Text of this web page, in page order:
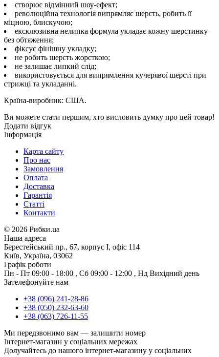
створює відмінний шоу-ефект;
революційна технологія випрямляє шерсть, робить її
міцною, блискучою;
ексклюзивна нелипка формула укладає кожну шерстинку
без обтяження;
фіксує фінішну укладку;
не робить шерсть жорсткою;
не залишає липкий слід;
використовується для випрямлення кучерявої шерсті при
стрижці та укладанні.
Країна-виробник: США.
Ви можете стати першим, хто висловить думку про цей товар!
Додати відгук
Інформація
Карта сайту
Про нас
Замовлення
Оплата
Доставка
Гарантія
Статті
Контакти
© 2026 Рибки.ua
Наша адреса
Берестейський пр., 67, корпус І, офіс 114
Київ, Україна, 03062
Графік роботи
Пн - Пт 09:00 - 18:00 , Сб 09:00 - 12:00 , Нд Вихідний день
Зателефонуйте нам
+38 (096) 241-28-86
+38 (050) 232-63-60
+38 (063) 726-11-55
Ми передзвонимо вам — залишити номер
Інтернет-магазин у соціальних мережах
Долучайтесь до нашого інтернет-магазину у соціальних